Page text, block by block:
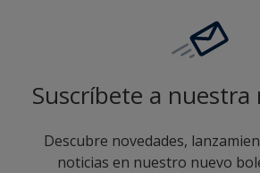
Suscríbete a
Descubre novedades,
noticias en nuestro nuevo